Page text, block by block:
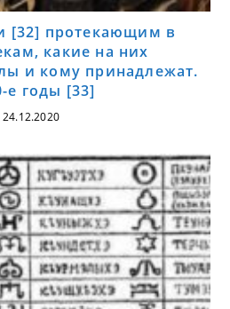
[32] протекающим в
какие на них
и кому принадлежат.
е годы [33]
24.12.2020